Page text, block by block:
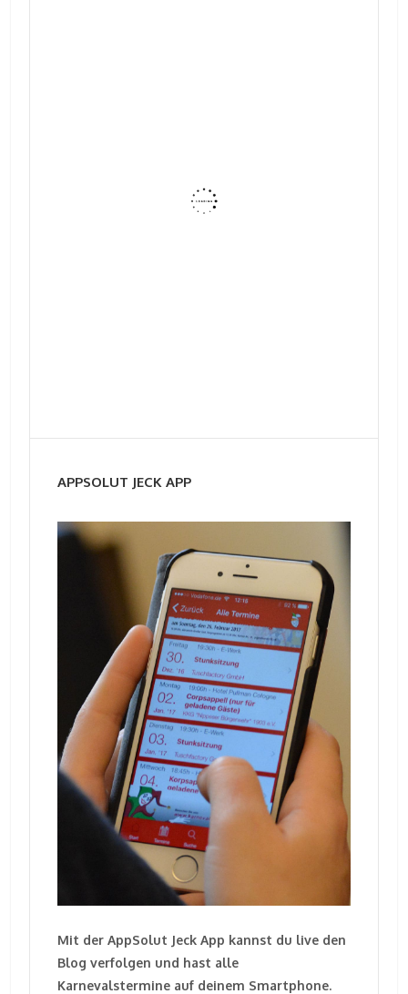
APPSOLUT JECK APP
Mit der AppSolut Jeck App kannst du live den
Blog verfolgen und hast alle
Karnevalstermine auf deinem Smartphone.